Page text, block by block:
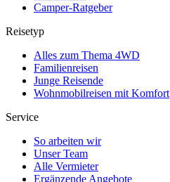
Camper-Ratgeber
Reisetyp
Alles zum Thema 4WD
Familienreisen
Junge Reisende
Wohnmobilreisen mit Komfort
Service
So arbeiten wir
Unser Team
Alle Vermieter
Ergänzende Angebote